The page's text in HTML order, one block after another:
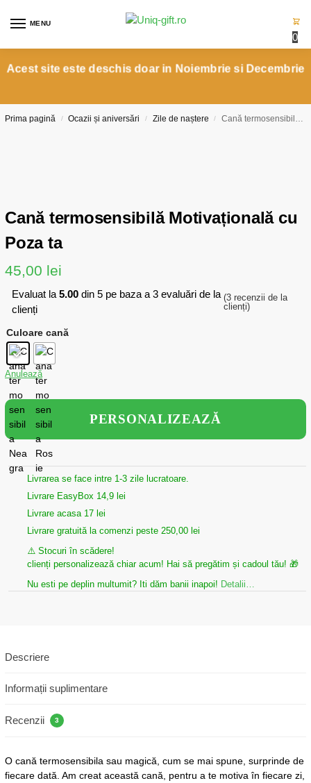
MENU
0
Acest site este deschis doar in Noiembrie si Decembrie
Prima pagină / Ocazii și aniversări / Zile de naștere / Cană termosensibilă Motivațională cu Poza ta
Cană termosensibilă Motivațională cu
Poza ta
45,00 lei
Evaluat la 5.00 din 5 pe baza a 3 evaluări de la
clienți
(3recenzii de la
clienți)
Culoare cană
Anulează
PERSONALIZEAZĂ
Livrarea se face intre 1-3 zile lucratoare.
Livrare EasyBox 14,9 lei
Livrare acasa 17 lei
Livrare gratuită la comenzi peste 250,00 lei
⚠️ Stocuri în scădere!
clienți personalizează chiar acum! Hai să pregătim și cadoul tău! 🎁
Nu esti pe deplin multumit? Iti dăm banii inapoi! Detalii…
Descriere
Informații suplimentare
Recenzii 3
O cană termosensibila sau magică, cum se mai spune, surprinde de
fiecare dată. Am creat această cană, pentru a te motiva în fiecare zi,